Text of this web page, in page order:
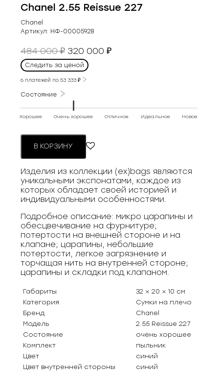
Chanel 2.55 Reissue 227
Chanel
Артикул: НФ-00005928
484 000₽ Первоначальная
цена
составляла
484
320 000₽Текущая
Следить за ценой
6 платежей по53 333₽
Состояние
Хорошее Очень хорошее Отличное Идеальное Новое
В КОРЗИНУ
Изделия из коллекции (ex)bags являются
уникальными экспонатами, каждое из
которых обладает своей историей и
индивидуальными особенностями.
Подробное описание: микро царапины и
обесцвечивание на фурнитуре;
потертости на внешней стороне и на
клапане; царапины, небольшие
потертости, легкое загрязнение и
торчащая нить на внутренней стороне;
царапины и складки под клапаном.
Габариты
32 × 20 × 10 см
Категория
Сумки на плечо
Бренд
Chanel
Модель
2.55 Reissue 227
Состояние
очень хорошее
Комплект
пыльник
Цвет
синий
Цвет внутренней стороны
синий